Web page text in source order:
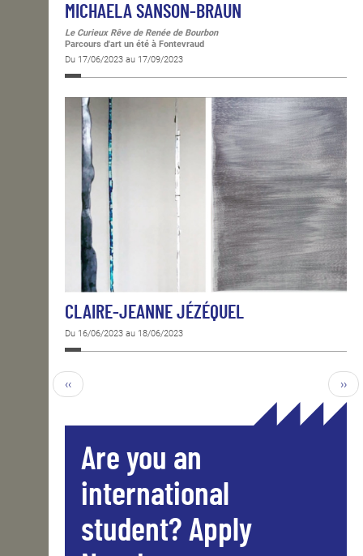
MICHAELA SANSON-BRAUN
Le Curieux Rêve de Renée de Bourbon
Parcours d'art un été à Fontevraud
Du 17/06/2023 au 17/09/2023
CLAIRE-JEANNE JÉZÉQUEL
Du 16/06/2023 au 18/06/2023
‹‹ ››
Are you an
international
student? Apply